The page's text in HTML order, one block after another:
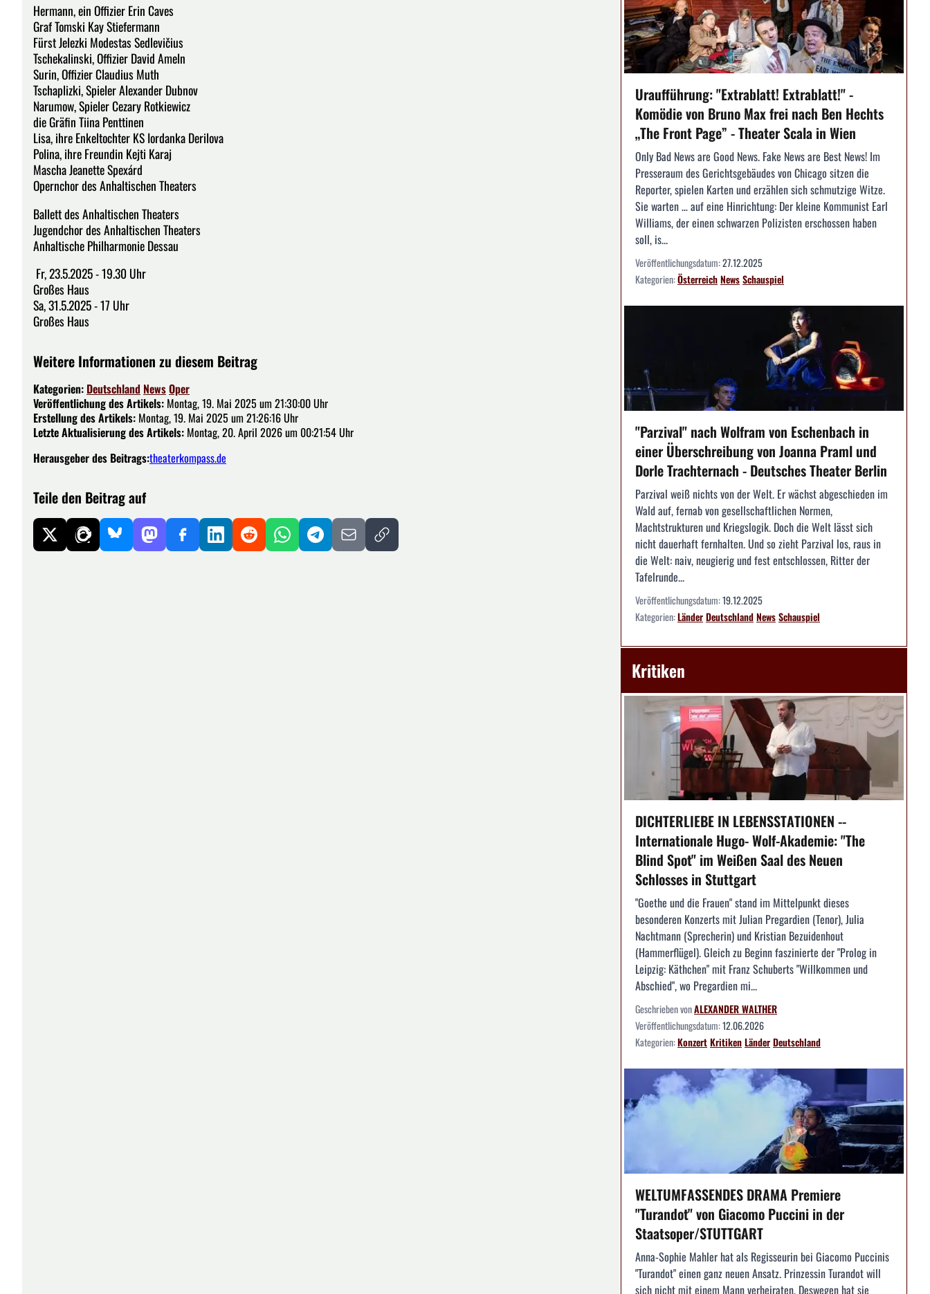
Hermann, ein Offizier Erin Caves
Graf Tomski Kay Stiefermann
Fürst Jelezki Modestas Sedlevičius
Tschekalinski, Offizier David Ameln
Surin, Offizier Claudius Muth
Tschaplizki, Spieler Alexander Dubnov
Narumow, Spieler Cezary Rotkiewicz
die Gräfin Tiina Penttinen
Lisa, ihre Enkeltochter KS Iordanka Derilova
Polina, ihre Freundin Kejti Karaj
Mascha Jeanette Spexárd
Opernchor des Anhaltischen Theaters
Ballett des Anhaltischen Theaters
Jugendchor des Anhaltischen Theaters
Anhaltische Philharmonie Dessau
Fr, 23.5.2025 - 19.30 Uhr
Großes Haus
Sa, 31.5.2025 - 17 Uhr
Großes Haus
Weitere Informationen zu diesem Beitrag
Kategorien: Deutschland NewsOper
Veröffentlichung des Artikels: Montag, 19. Mai 2025 um 21:30:00 Uhr
Erstellung des Artikels: Montag, 19. Mai 2025 um 21:26:16 Uhr
Letzte Aktualisierung des Artikels: Montag, 20. April 2026 um 00:21:54 Uhr
Herausgeber des Beitrags:theaterkompass.de
Teile den Beitrag auf
Uraufführung: "Extrablatt! Extrablatt!" -
Komödie von Bruno Max frei nach Ben Hechts
„The Front Page” - Theater Scala in Wien
Only Bad News are Good News. Fake News are Best News! Im
Presseraum des Gerichtsgebäudes von Chicago sitzen die
Reporter, spielen Karten und erzählen sich schmutzige Witze.
Sie warten … auf eine Hinrichtung: Der kleine Kommunist Earl
Williams, der einen schwarzen Polizisten erschossen haben
soll, is...
Veröffentlichungsdatum:27.12.2025
Kategorien:ÖsterreichNewsSchauspiel
"Parzival" nach Wolfram von Eschenbach in
einer Überschreibung von Joanna Praml und
Dorle Trachternach - Deutsches Theater Berlin
Parzival weiß nichts von der Welt. Er wächst abgeschieden im
Wald auf, fernab von gesellschaftlichen Normen,
Machtstrukturen und Kriegslogik. Doch die Welt lässt sich
nicht dauerhaft fernhalten. Und so zieht Parzival los, raus in
die Welt: naiv, neugierig und fest entschlossen, Ritter der
Tafelrunde...
Veröffentlichungsdatum:19.12.2025
Kategorien:LänderDeutschlandNewsSchauspiel
Kritiken
DICHTERLIEBE IN LEBENSSTATIONEN --
Internationale Hugo- Wolf-Akademie: "The
Blind Spot" im Weißen Saal des Neuen
Schlosses in Stuttgart
"Goethe und die Frauen" stand im Mittelpunkt dieses
besonderen Konzerts mit Julian Pregardien (Tenor), Julia
Nachtmann (Sprecherin) und Kristian Bezuidenhout
(Hammerflügel). Gleich zu Beginn faszinierte der "Prolog in
Leipzig: Käthchen" mit Franz Schuberts "Willkommen und
Abschied", wo Pregardien mi...
Geschrieben vonALEXANDER WALTHER
Veröffentlichungsdatum:12.06.2026
Kategorien:KonzertKritikenLänderDeutschland
WELTUMFASSENDES DRAMA Premiere
"Turandot" von Giacomo Puccini in der
Staatsoper/STUTTGART
Anna-Sophie Mahler hat als Regisseurin bei Giacomo Puccinis
"Turandot" einen ganz neuen Ansatz. Prinzessin Turandot will
sich nicht mit einem Mann verheiraten. Deswegen hat sie